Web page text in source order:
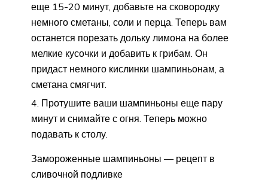
еще 15-20 минут, добавьте на сковородку
немного сметаны, соли и перца. Теперь вам
останется порезать дольку лимона на более
мелкие кусочки и добавить к грибам. Он
придаст немного кислинки шампиньонам, а
сметана смягчит.
Протушите ваши шампиньоны еще пару
минут и снимайте с огня. Теперь можно
подавать к столу.
Замороженные шампиньоны — рецепт в
сливочной подливке